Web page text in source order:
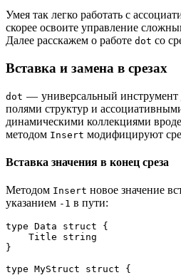
Умея так легко работать с
скорее освоите управление
Далее расскажем о работе dot со
Вставка и замена в срезах
dot — универсальный инструмент
полями структур и
динамическими коллекциями
методом Insert модифицируют
Вставка значения в конец среза
Методом Insert новое значение
указанием -1 в пути:
type Data struct {
    Title string
}
type MyStruct struct {